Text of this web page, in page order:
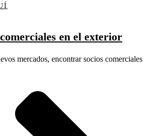
en el exterior
mercados, encontrar socios comerciales